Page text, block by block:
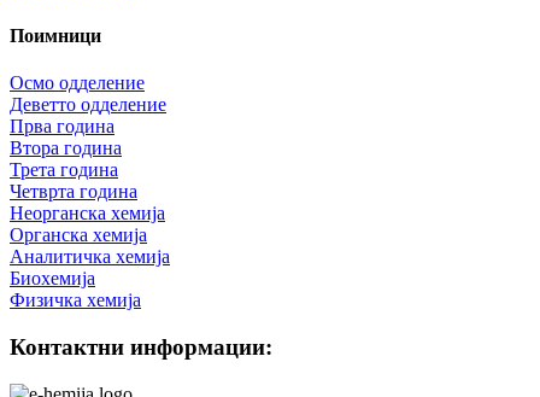
Поимници
Осмо одделение
Деветто одделение
Прва година
Втора година
Трета година
Четврта година
Неорганска хемија
Органска хемија
Аналитичка хемија
Биохемија
Физичка хемија
Контактни информации: